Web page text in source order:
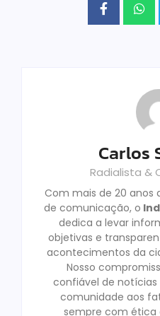
Carlos
Radialista &
Com mais de 20 anos
de comunicação, o
dedica a levar
objetivas e
acontecimentos da
Nosso
confiável de
comunidade aos
sempre com ética